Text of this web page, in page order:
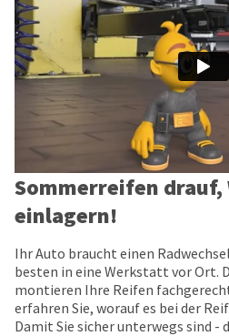
Sommerreifen
einlagern!
Ihr Auto braucht einen
besten in eine Werkstatt vor Ort.
montieren Ihre Reifen
erfahren Sie, worauf es bei der
Damit Sie sicher unterwegs sind -